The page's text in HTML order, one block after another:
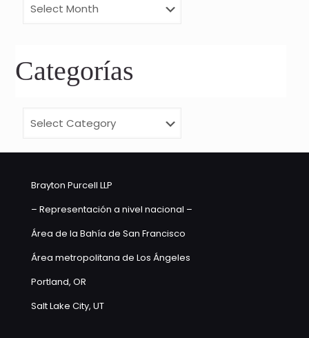
Categorías
Brayton Purcell LLP
– Representación a nivel nacional –
Área de la Bahía de San Francisco
Área metropolitana de Los Ángeles
Portland, OR
Salt Lake City, UT